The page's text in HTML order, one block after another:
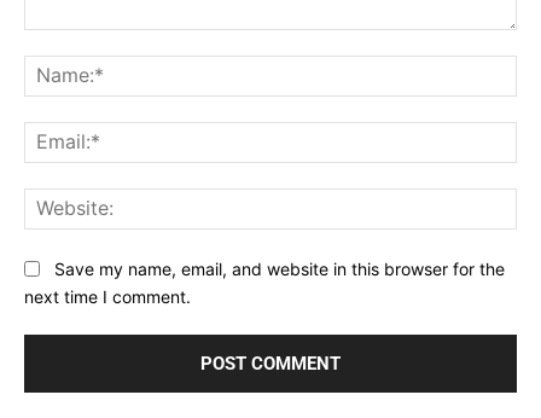
Save my name, email, and website in this browser for the
next time I comment.